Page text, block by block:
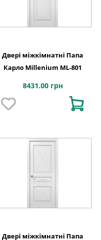
Двері міжкімнатні Папа
Карло Millenium ML-801
8431.00 грн
Двері міжкімнатні Папа